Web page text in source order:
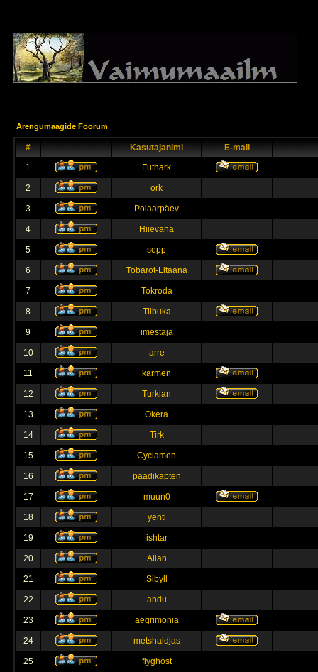
Arengumaagide Foorum
# Kasutajanimi
E-mail
1
Futhark
2 ork
3 Polaarpäev
4 Hiievana
5 sepp
6 Tobarot-Litaana
7 Tokroda
8 Tiibuka
9 imestaja
10 arre
11 karmen
12 Turkian
13 Okera
14 Tirk
15 Cyclamen
16 paadikapten
17 muun0
18 yentl
19 ishtar
20 Allan
21 Sibyll
22 andu
23 aegrimonia
24 metshaldjas
25 flyghost